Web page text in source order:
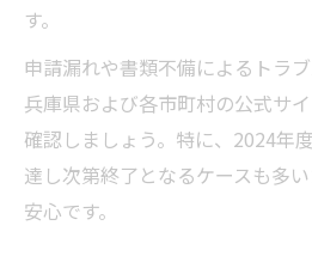
す。
申請漏れや書類不備によるトラ
兵庫県および各市町村の公式サ
確認しましょう。特に、2024年
達し次第終了となるケースも多
安心です。